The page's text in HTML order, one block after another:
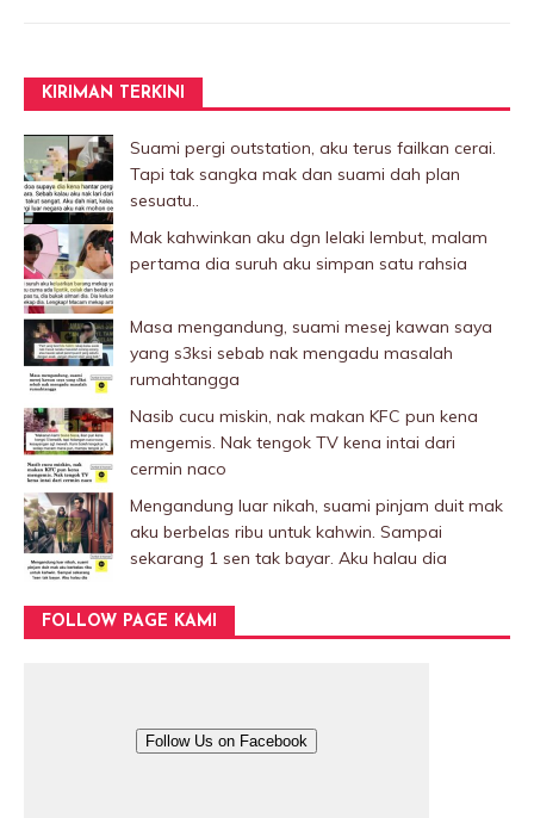
KIRIMAN TERKINI
Suami pergi outstation, aku terus failkan cerai.
Tapi tak sangka mak dan suami dah plan
sesuatu..
Mak kahwinkan aku dgn lelaki Iembut, malam
pertama dia suruh aku simpan satu rahsia
Masa mengandung, suami mesej kawan saya
yang s3ksi sebab nak mengadu masalah
rumahtangga
Nasib cucu miskin, nak makan KFC pun kena
mengemis. Nak tengok TV kena intai dari
cermin naco
Mengandung luar nikah, suami pinjam duit mak
aku berbelas ribu untuk kahwin. Sampai
sekarang 1 sen tak bayar. Aku halau dia
FOLLOW PAGE KAMI
Follow Us on Facebook